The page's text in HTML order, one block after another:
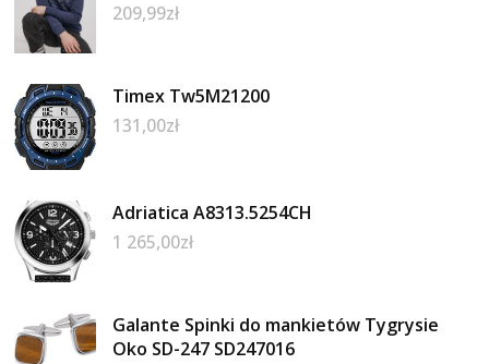
209,99zł
Timex Tw5M21200
131,00zł
Adriatica A8313.5254CH
1 265,00zł
Galante Spinki do mankietów Tygrysie
Oko SD-247 SD247016